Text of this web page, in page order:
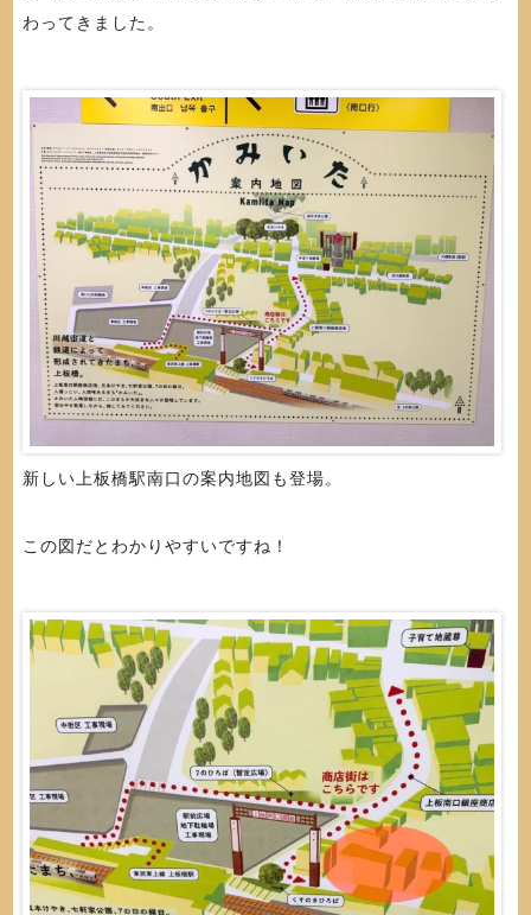
わってきました。
新しい上板橋駅南口の案内地図も登場。
この図だとわかりやすいですね！